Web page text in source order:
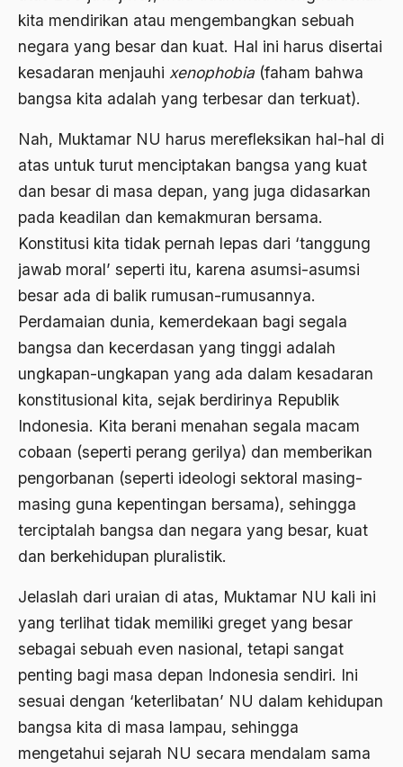
kita mendirikan atau mengembangkan sebuah
negara yang besar dan kuat. Hal ini harus disertai
kesadaran menjauhi xenophobia (faham bahwa
bangsa kita adalah yang terbesar dan terkuat).
Nah, Muktamar NU harus merefleksikan hal-hal di
atas untuk turut menciptakan bangsa yang kuat
dan besar di masa depan, yang juga didasarkan
pada keadilan dan kemakmuran bersama.
Konstitusi kita tidak pernah lepas dari ‘tanggung
jawab moral’ seperti itu, karena asumsi-asumsi
besar ada di balik rumusan-rumusannya.
Perdamaian dunia, kemerdekaan bagi segala
bangsa dan kecerdasan yang tinggi adalah
ungkapan-ungkapan yang ada dalam kesadaran
konstitusional kita, sejak berdirinya Republik
Indonesia. Kita berani menahan segala macam
cobaan (seperti perang gerilya) dan memberikan
pengorbanan (seperti ideologi sektoral masing-
masing guna kepentingan bersama), sehingga
terciptalah bangsa dan negara yang besar, kuat
dan berkehidupan pluralistik.
Jelaslah dari uraian di atas, Muktamar NU kali ini
yang terlihat tidak memiliki greget yang besar
sebagai sebuah even nasional, tetapi sangat
penting bagi masa depan Indonesia sendiri. Ini
sesuai dengan ‘keterlibatan’ NU dalam kehidupan
bangsa kita di masa lampau, sehingga
mengetahui sejarah NU secara mendalam sama
Akbar tanjung
Akhlaq
Akidah
Aktivis
Aktivis Muda
akulturasi budaya
Al Asnawi
Al-Azhar
Al-Ghazali
Al-Ikhwanul Muslimin
al-Khalil Ibnu Ahmad al-Farahidi
Al-Maududi
Alexander Solzhenitsyin
Ali Khomeini
Ali Murtopo
Ali Shariati